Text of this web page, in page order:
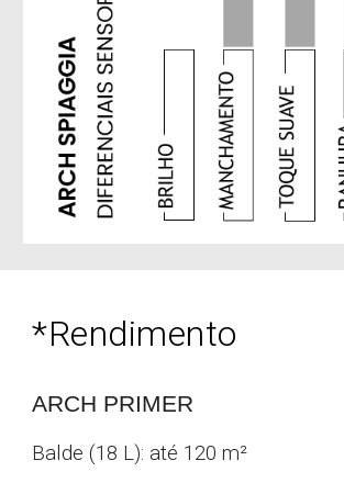
*Rendimento
ARCH PRIMER
Balde (18 L): até 120 m²